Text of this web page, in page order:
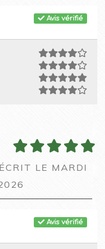
Avis vérifié
LE MARDI
Avis vérifié